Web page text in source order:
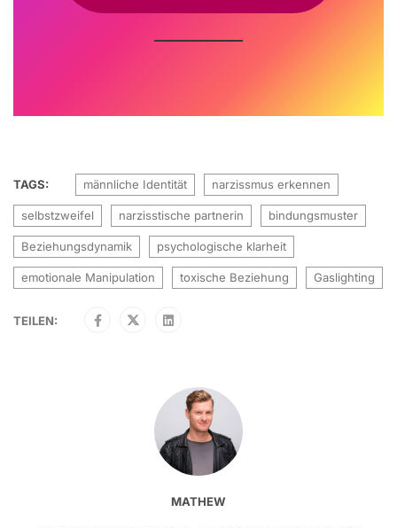
TAGS: männliche Identität narzissmus erkennen
selbstzweifel narzisstische partnerin bindungsmuster
Beziehungsdynamik psychologische klarheit
emotionale Manipulation toxische Beziehung Gaslighting
TEILEN:
MATHEW